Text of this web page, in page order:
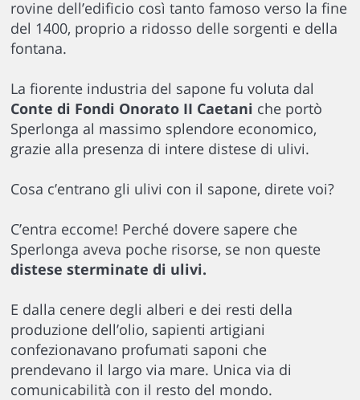
rovine dell’edificio così tanto famoso verso la fine
del 1400, proprio a ridosso delle sorgenti e della
fontana.
La fiorente industria del sapone fu voluta dal
Conte di Fondi Onorato II Caetani che portò
Sperlonga al massimo splendore economico,
grazie alla presenza di intere distese di ulivi.
Cosa c’entrano gli ulivi con il sapone, direte voi?
C’entra eccome! Perché dovere sapere che
Sperlonga aveva poche risorse, se non queste
distese sterminate di ulivi.
E dalla cenere degli alberi e dei resti della
produzione dell’olio, sapienti artigiani
confezionavano profumati saponi che
prendevano il largo via mare. Unica via di
comunicabilità con il resto del mondo.